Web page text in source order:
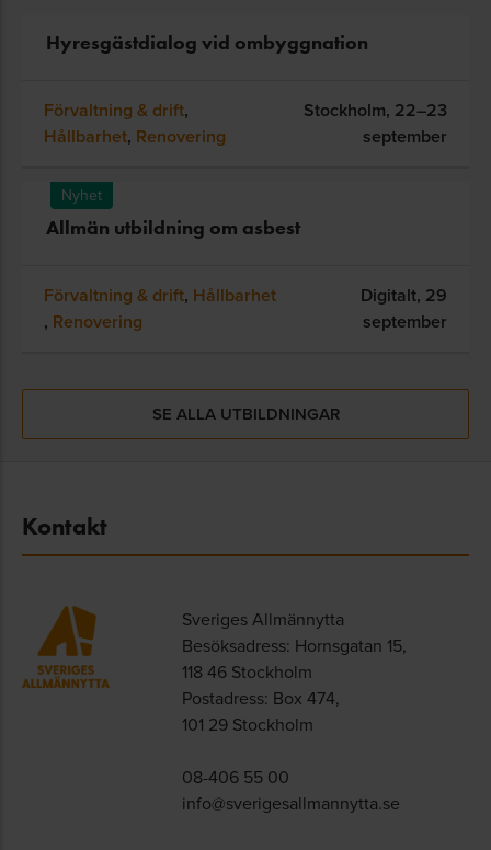
Hyresgästdialog vid ombyggnation
Förvaltning & drift,
Hållbarhet, Renovering
Stockholm, 22–23
september
Nyhet
Allmän utbildning om asbest
Förvaltning & drift, Hållbarhet
, Renovering
Digitalt, 29
september
SE ALLA UTBILDNINGAR
Kontakt
Sveriges Allmännytta
Besöksadress: Hornsgatan 15,
118 46 Stockholm
Postadress: Box 474,
101 29 Stockholm
08-406 55 00
info@sverigesallmannytta.se